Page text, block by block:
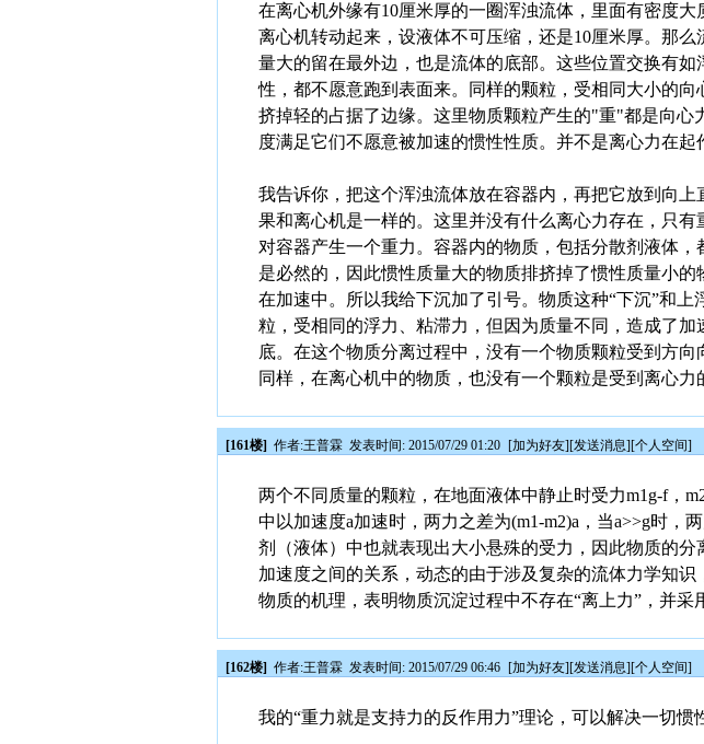
在离心机外缘有10厘米厚的一圈浑浊流体，里面有密度大
离心机转动起来，设液体不可压缩，还是10厘米厚。那
量大的留在最外边，也是流体的底部。这些位置交换有
性，都不愿意跑到表面来。同样的颗粒，受相同大小的
挤掉轻的占据了边缘。这里物质颗粒产生的"重"都是向
度满足它们不愿意被加速的惯性性质。并不是离心力在起
我告诉你，把这个浑浊流体放在容器内，再把它放到向
果和离心机是一样的。这里并没有什么离心力存在，只
对容器产生一个重力。容器内的物质，包括分散剂液体
是必然的，因此惯性质量大的物质排挤掉了惯性质量小
在加速中。所以我给下沉加了引号。物质这种“下沉”和
粒，受相同的浮力、粘滞力，但因为质量不同，造成了
底。在这个物质分离过程中，没有一个物质颗粒受到方
同样，在离心机中的物质，也没有一个颗粒是受到离心力
[161楼] 作者:王普霖 发表时间: 2015/07/29 01:20 [加为好友][发送消息][个人空间]
两个不同质量的颗粒，在地面液体中静止时受力m1g-f，
中以加速度a加速时，两力之差为(m1-m2)a，当a>>g时
剂（液体）中也就表现出大小悬殊的受力，因此物质的
加速度之间的关系，动态的由于涉及复杂的流体力学知
物质的机理，表明物质沉淀过程中不存在“离上力”，并
[162楼] 作者:王普霖 发表时间: 2015/07/29 06:46 [加为好友][发送消息][个人空间]
我的“重力就是支持力的反作用力”理论，可以解决一切